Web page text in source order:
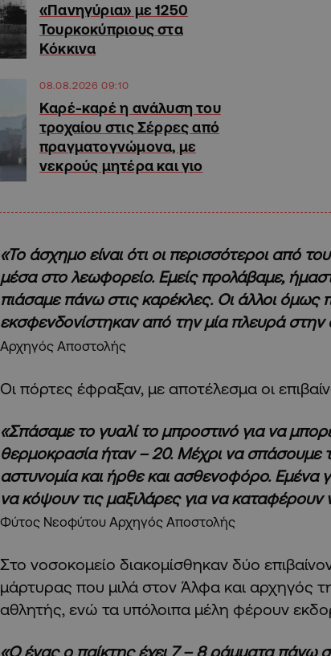
«Πανηγύρια» με 1250
Τουρκοκύπριους στα
Κόκκινα
08.08.2026 09:10
Καρέ-καρέ η ανάλυση του
τροχαίου στις Σέρρες από
πραγματογνώμονα, με
νεκρούς μητέρα και γιο
«Το άσχημο είναι ότι οι περισσότεροι από
μέσα στο λεωφορείο. Εμείς προλάβαμε,
πιάσαμε πάνω στις καρέκλες. Οι άλλοι όμως
εκσφενδονίστηκαν από την μία πλευρά στην
Αρχηγός Αποστολής
Οι πόρτες έφραξαν, με αποτέλεσμα οι
«Σπάσαμε το γυαλί το μπροστινό για να
θερμοκρασία ήταν – 20. Μέχρι να σπάσουμε
αστυνομία και ήρθε και ασθενοφόρο. Εμένα
να κόψουν τις μαξιλάρες για να καταφέρουν
Φύτος Νεοφύτου Αρχηγός Αποστολής
Στο νοσοκομείο διακομίσθηκαν δύο
μάρτυρας που μιλά στον Άλφα και αρχηγός
αθλητής, ενώ τα υπόλοιπα μέλη φέρουν
«Ο ένας ο παίκτης έχει 7 – 8 ράμματα πάνω